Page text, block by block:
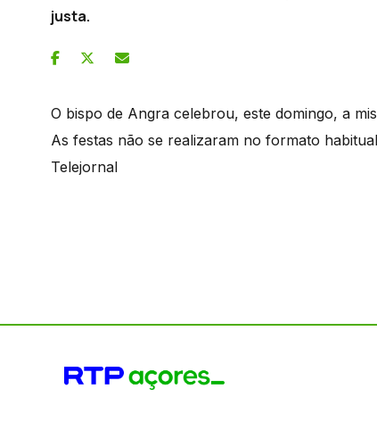
justa.
O bispo de Angra celebrou, este domingo, a
As festas não se realizaram no formato
Telejornal